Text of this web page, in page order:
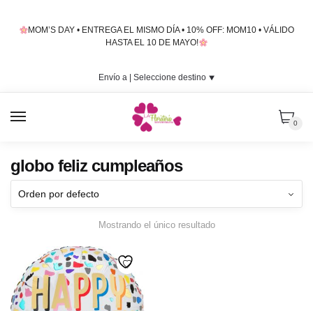
MOM’S DAY • ENTREGA EL MISMO DÍA • 10% OFF: MOM10 • VÁLIDO
HASTA EL 10 DE MAYO!
Envío a | Seleccione destino⯆
0
globo feliz cumpleaños
Mostrando el único resultado